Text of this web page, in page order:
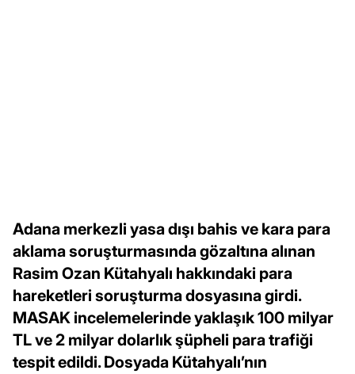
Adana merkezli yasa dışı bahis ve kara para
aklama soruşturmasında gözaltına alınan
Rasim Ozan Kütahyalı hakkındaki para
hareketleri soruşturma dosyasına girdi.
MASAK incelemelerinde yaklaşık 100 milyar
TL ve 2 milyar dolarlık şüpheli para trafiği
tespit edildi. Dosyada Kütahyalı’nın